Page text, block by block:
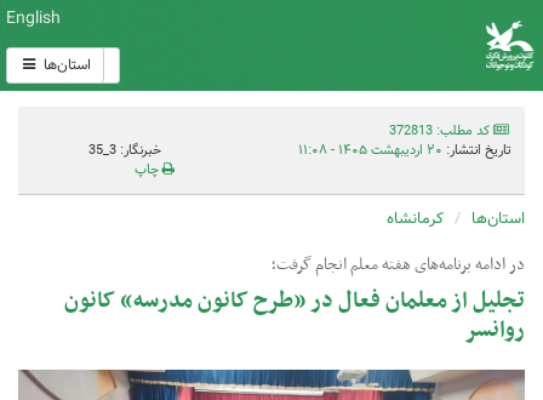
English
استان‌ها
کد مطلب: 372813
تاریخ انتشار: ۲۰ اردیبهشت ۱۴۰۵ - ۱۱:۰۸
خبرنگار: 3_35
چاپ
استان‌ها کرمانشاه
در ادامه برنامه‌های هفته معلم انجام گرفت؛
تجلیل از معلمان فعال در «طرح کانون مدرسه» کانون
روانسر